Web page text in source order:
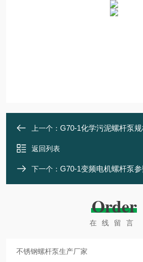
上一个： G70-1化学污泥螺杆泵
返回列表
下一个： G70-1变频电机螺杆泵参
Order
在线留言